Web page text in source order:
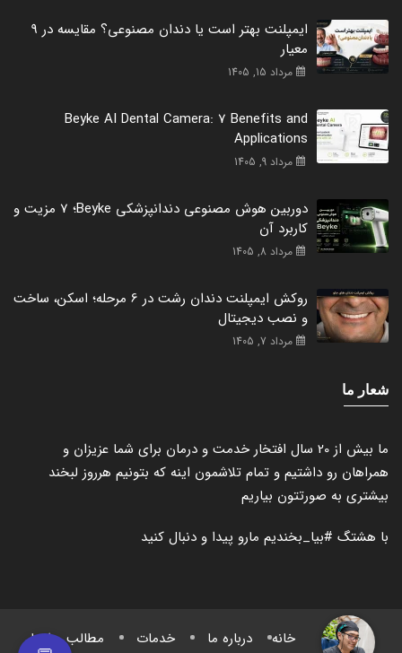
ایمپلنت بهتر است یا دندان مصنوعی؟ مقایسه در 9
معیار
مرداد 15, 1405
Beyke AI Dental Camera: 7 Benefits and
Applications
مرداد 9, 1405
دوربین هوش مصنوعی دندانپزشکی Beyke؛ 7 مزیت و
کاربرد آن
مرداد 8, 1405
روکش ایمپلنت دندان رشت در 6 مرحله؛ اسکن، ساخت
و نصب دیجیتال
مرداد 7, 1405
شعار ما
ما بیش از 20 سال افتخار خدمت و درمان برای شما عزیزان و
همراهان رو داشتیم و تمام تلاشمون اینه که بتونیم هرروز لبخند
بیشتری به صورتتون بیاریم
با هشتگ #بیا_بخندیم مارو پیدا و دنبال کنید
خانه درباره ما خدمات
مطالب و اخبار